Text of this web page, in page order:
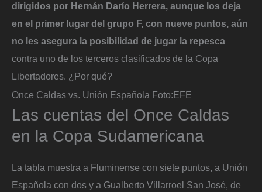
dirigidos por Hernán Darío Herrera, aunque los deja
en el primer lugar del grupo F, con nueve puntos, aún
no les asegura la posibilidad de jugar la repesca
contra uno de los terceros clasificados de la Copa
Libertadores. ¿Por qué?
Once Caldas vs. Unión Española Foto:EFE
Las cuentas del Once Caldas
en la Copa Sudamericana
La tabla muestra a Fluminense con siete puntos, a Unión
Española con dos y a Gualberto Villarroel San José, de